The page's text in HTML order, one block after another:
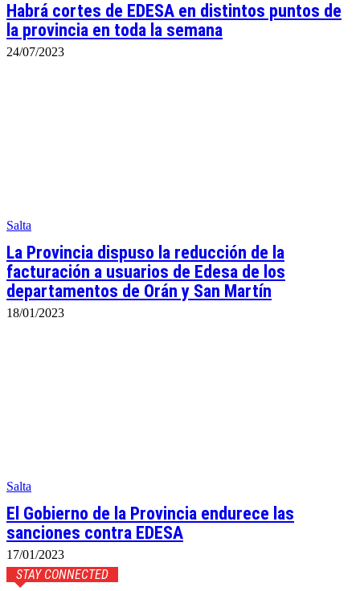
Habrá cortes de EDESA en distintos puntos de
la provincia en toda la semana
24/07/2023
Salta
La Provincia dispuso la reducción de la
facturación a usuarios de Edesa de los
departamentos de Orán y San Martín
18/01/2023
Salta
El Gobierno de la Provincia endurece las
sanciones contra EDESA
17/01/2023
STAY CONNECTED